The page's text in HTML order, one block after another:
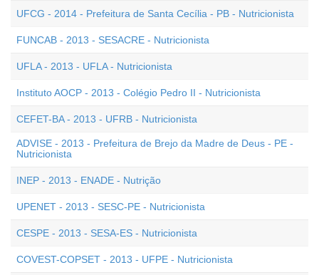
UFCG - 2014 - Prefeitura de Santa Cecília - PB - Nutricionista
FUNCAB - 2013 - SESACRE - Nutricionista
UFLA - 2013 - UFLA - Nutricionista
Instituto AOCP - 2013 - Colégio Pedro II - Nutricionista
CEFET-BA - 2013 - UFRB - Nutricionista
ADVISE - 2013 - Prefeitura de Brejo da Madre de Deus - PE -
Nutricionista
INEP - 2013 - ENADE - Nutrição
UPENET - 2013 - SESC-PE - Nutricionista
CESPE - 2013 - SESA-ES - Nutricionista
COVEST-COPSET - 2013 - UFPE - Nutricionista